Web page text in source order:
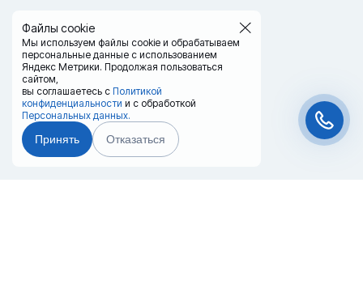
Файлы cookie
Мы используем файлы cookie и обрабатываем
персональные данные с использованием
Яндекс Метрики. Продолжая пользоваться
сайтом,
вы соглашаетесь с Политикой
конфиденциальности и с обработкой
Персональных данных.
Принять Отказаться